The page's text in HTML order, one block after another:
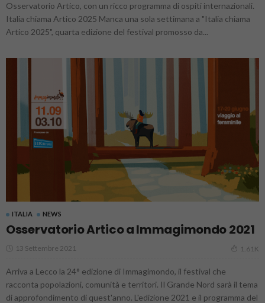
Osservatorio Artico, con un ricco programma di ospiti internazionali.
Italia chiama Artico 2025 Manca una sola settimana a "Italia chiama
Artico 2025", quarta edizione del festival promosso da...
ITALIA NEWS
Osservatorio Artico a Immagimondo 2021
13 Settembre 2021 1.61K
Arriva a Lecco la 24° edizione di Immagimondo, il festival che
racconta popolazioni, comunità e territori. Il Grande Nord sarà il tema
di approfondimento di quest'anno. L'edizione 2021 e il programma del